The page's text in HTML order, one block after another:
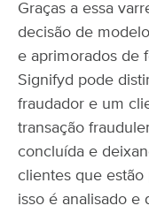
Graças a essa
decisão de
e aprimorados de
Signifyd pode
fraudador e um
transação
concluída e
clientes que estão
isso é analisado e